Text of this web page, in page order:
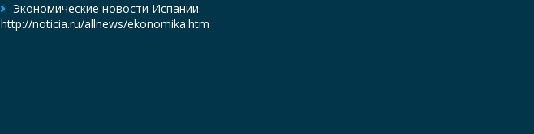
Экономические новости Испании.
http://noticia.ru/allnews/ekonomika.htm